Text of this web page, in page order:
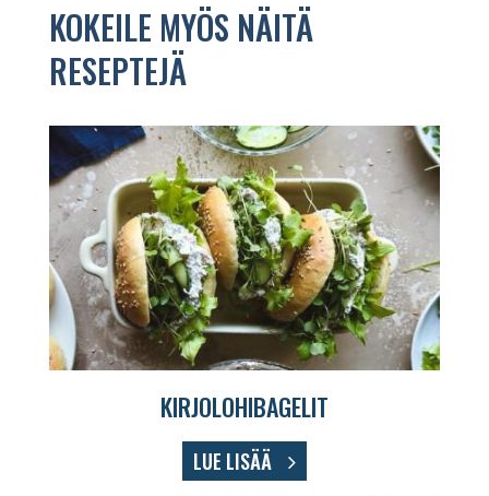
KOKEILE MYÖS NÄITÄ
RESEPTEJÄ
KIRJOLOHIBAGELIT
LUE LISÄÄ